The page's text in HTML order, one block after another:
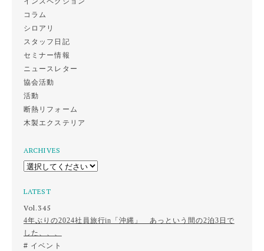
コラム
シロアリ
スタッフ日記
セミナー情報
ニュースレター
協会活動
活動
断熱リフォーム
木製エクステリア
ARCHIVES
LATEST
Vol.345
4年ぶりの2024社員旅行in「沖縄」 あっという間の2泊3日で
した、、、
イベント